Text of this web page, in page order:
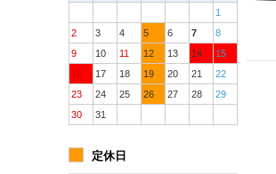
1
2
3 4 5 6 7
8
9
10 11 12 13 14
15
16
17 18 19 20 21
22
23
24 25 26 27 28
29
30
31
定休日